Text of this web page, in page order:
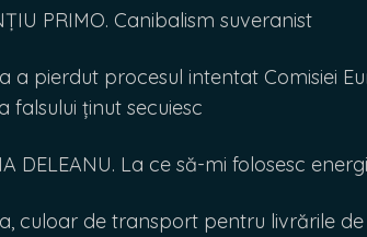
PRIMO. Canibalism suveranist
a pierdut procesul intentat Comisiei
falsului ținut secuiesc
DELEANU. La ce să-mi folosesc
culoar de transport pentru livrările